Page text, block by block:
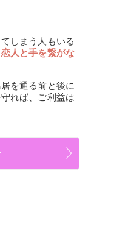
しまう人もいる
人と手を繋がな
を通る前と後に
れば、ご利益は